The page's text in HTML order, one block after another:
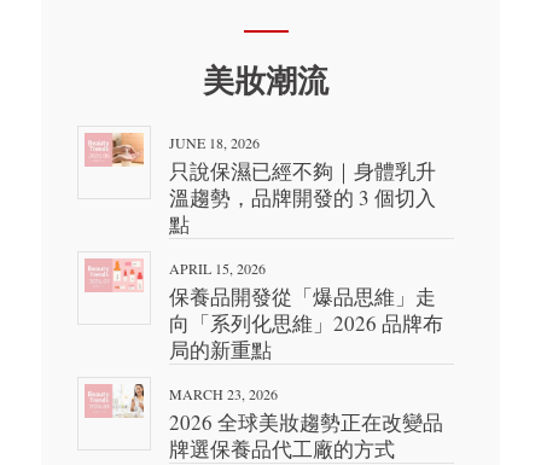
美妝潮流
JUNE 18, 2026
只說保濕已經不夠｜身體乳升
溫趨勢，品牌開發的 3 個切入
點
APRIL 15, 2026
保養品開發從「爆品思維」走
向「系列化思維」2026 品牌布
局的新重點
MARCH 23, 2026
2026 全球美妝趨勢正在改變品
牌選保養品代工廠的方式